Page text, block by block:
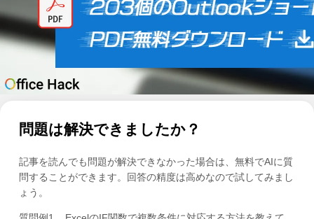
問題は解決できましたか？
記事を読んでも問題が解決できなかった場合は、無料でAIに質
問することができます。回答の精度は高めなので試してみまし
ょう。